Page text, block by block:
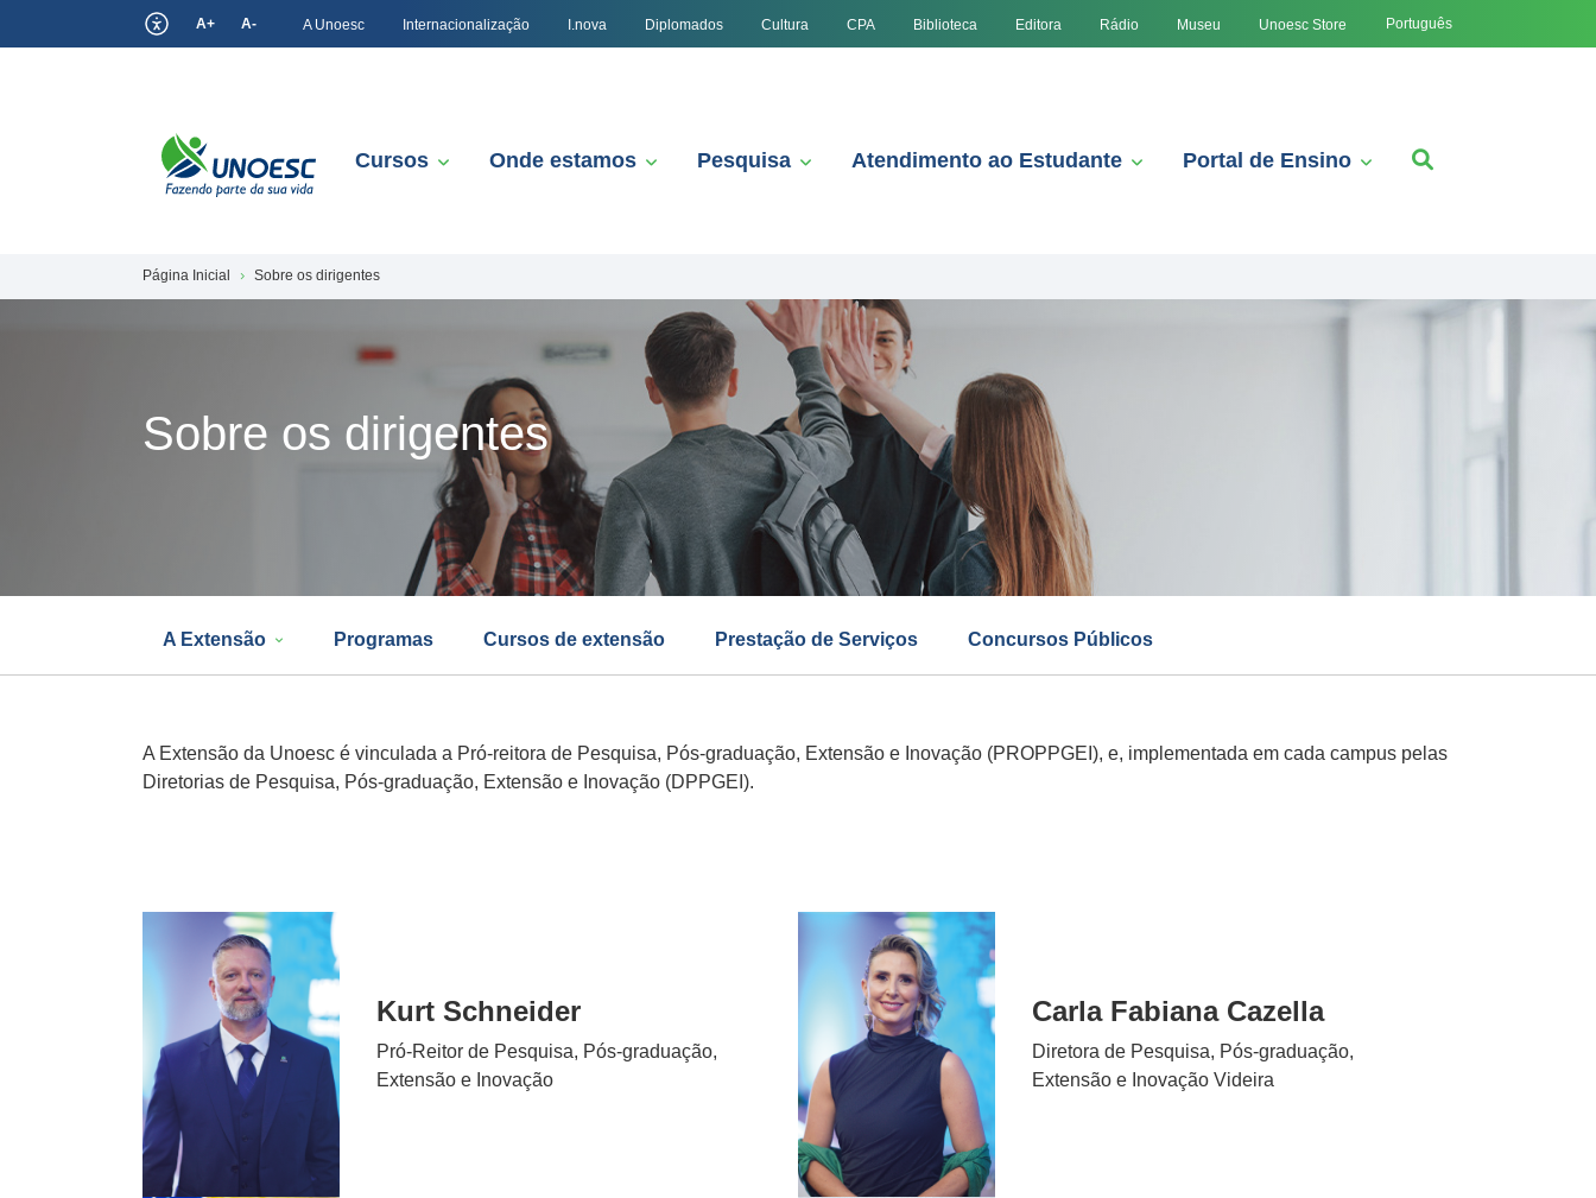
A+ A- A Unoesc Internacionalização I.nova Diplomados Cultura CPA Biblioteca Editora Rádio Museu Unoesc Store Português
Cursos Onde estamos Pesquisa Atendimento ao Estudante Portal de Ensino
Página Inicial Sobre os dirigentes
Sobre os dirigentes
A Extensão Programas Cursos de extensão Prestação de Serviços Concursos Públicos
A Extensão da Unoesc é vinculada a Pró-reitora de Pesquisa, Pós-graduação, Extensão e Inovação (PROPPGEI), e, implementada em cada campus pelas
Diretorias de Pesquisa, Pós-graduação, Extensão e Inovação (DPPGEI).
Kurt Schneider
Pró-Reitor de Pesquisa, Pós-graduação,
Extensão e Inovação
Carla Fabiana Cazella
Diretora de Pesquisa, Pós-graduação,
Extensão e Inovação Videira